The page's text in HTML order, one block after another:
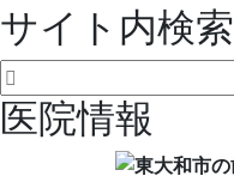
サイト内検索
医院情報